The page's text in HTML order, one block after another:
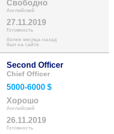
Свободно
Английский
27.11.2019
Готовность
более месяца назад
был на сайте
Second Officer
Chief Officer
5000-6000 $
Хорошо
Английский
26.11.2019
Готовность